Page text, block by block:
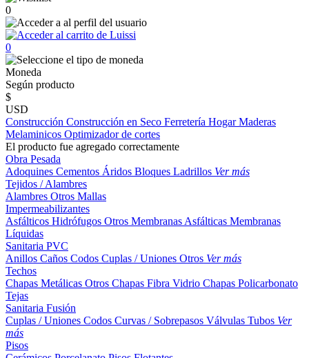
0
0
Moneda
Según producto
$
USD
Construcción Construcción en Seco Ferretería HogarMaderas
Melaminicos Optimizador de cortes
El producto fue agregado correctamente
Obra Pesada
Adoquines Cementos Áridos Bloques Ladrillos Ver más
Tejidos / Alambres
Alambres Otros Mallas
Impermeabilizantes
Asfálticos Hidrófugos Otros Membranas Asfálticas Membranas
Líquidas
Sanitaria PVC
Anillos Caños Codos Cuplas / Uniones Otros Ver más
Techos
Chapas Metálicas Otros Chapas Fibra Vidrio Chapas Policarbonato
Tejas
Sanitaria Fusión
Cuplas / Uniones Codos Curvas / Sobrepasos Válvulas Tubos Ver
más
Pisos